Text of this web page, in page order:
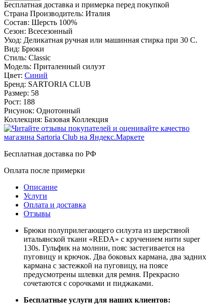
Бесплатная доставка и примерка перед покупкой
Страна Производитель: Италия
Состав: Шерсть 100%
Сезон: Всесезонный
Уход: Деликатная ручная или машинная стирка при 30 С.
Вид: Брюки
Стиль: Classic
Модель: Приталенный силуэт
Цвет: Синий
Бренд: SARTORIA CLUB
Размер: 58
Рост: 188
Рисунок: Однотонный
Коллекция: Базовая Коллекция
Бесплатная доставка по РФ
Оплата после примерки
Описание
Услуги
Оплата и доставка
Отзывы
Брюки полуприлегающего силуэта из шерстяной
итальянской ткани «REDA» с кручением нити super
130s. Гульфик на молнии, пояс застегивается на
пуговицу и крючок. Два боковых кармана, два задних
кармана с застежкой на пуговицу, на поясе
предусмотрены шлевки для ремня. Прекрасно
сочетаются с сорочками и пиджаками.
Бесплатные услуги для наших клиентов: